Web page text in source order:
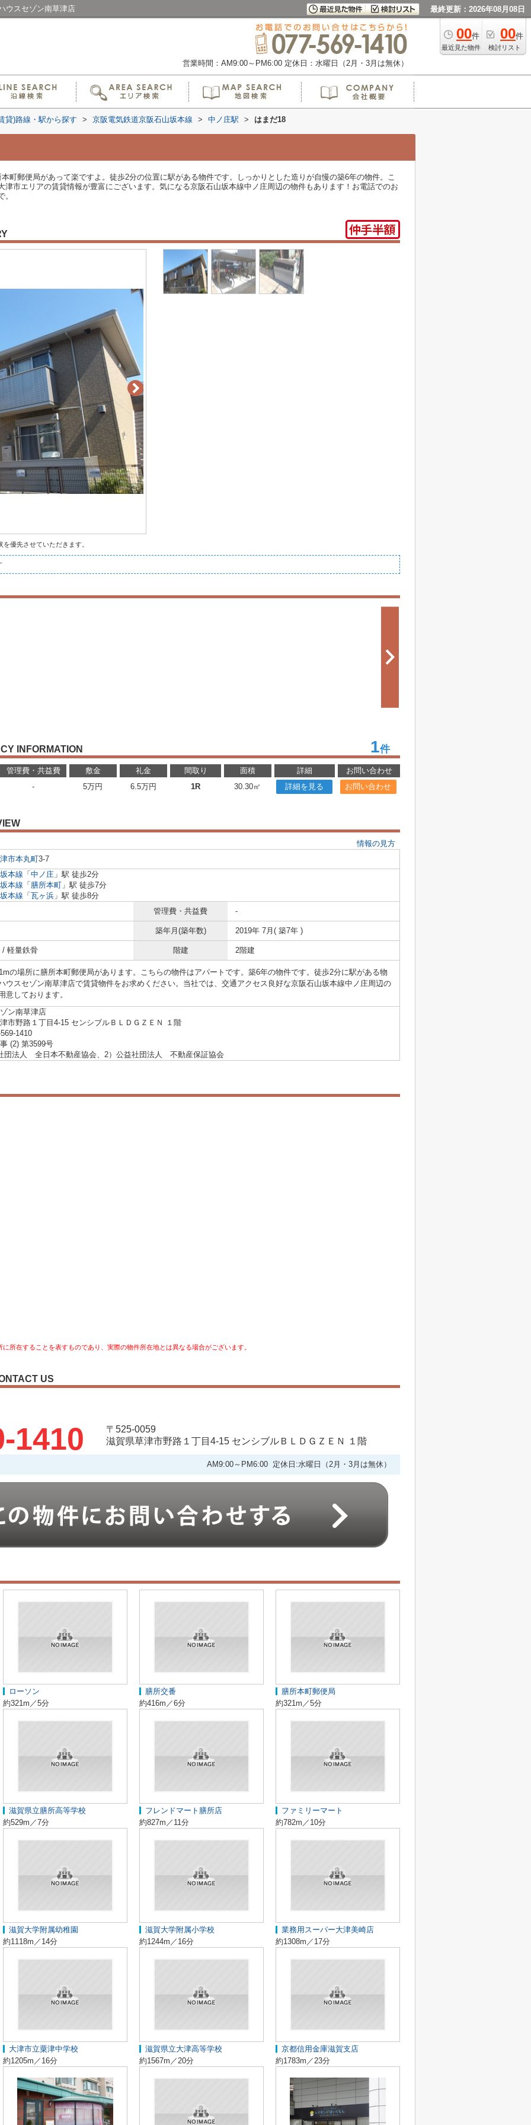
ウスセゾン南草津店 最終更新：2026年08月08日
00件
最近見た物件
00件
検討リスト
営業時間：AM9:00～PM6:00 定休日：水曜日（2月・3月は無休）
貸)路線・駅から探す > 京阪電気鉄道京阪石山坂本線 > 中ノ庄駅 > はまだ18
町郵便局があって楽ですよ。徒歩2分の位置に駅がある物件です。しっかりとした造りが自慢の築6年の物件。こ
津市エリアの賃貸情報が豊富にございます。気になる京阪石山坂本線中ノ庄周辺の物件もあります！お電話でのお
優先させていただきます。
INFORMATION 1件
管理費・共益費 敷金 礼金 間取り 面積 詳細
お問い合わせ
- 5万円 6.5万円 1R 30.30㎡ 詳細を見る お問い合わせ
情報の見方
市本丸町3-7
本線 「 中ノ庄 」駅 徒歩2分
本線 「 膳所本町 」駅 徒歩7分
本線 「 瓦ヶ浜 」駅 徒歩8分
管理費・共益費 -
築年月(築年数) 2019年 7月( 築7年 )
/ 軽量鉄骨 階建 2階建
の場所に膳所本町郵便局があります。こちらの物件はアパートです。築6年の物件です。徒歩2分に駅がある物
ウスセゾン南草津店で賃貸物件をお求めください。当社では、交通アクセス良好な京阪石山坂本線中ノ庄周辺の
意しております。
ン南草津店
市野路１丁目4-15 センシブルＢＬＤＧＺＥＮ １階
1410
(2) 第3599号
団法人 全日本不動産協会、2）公益社団法人 不動産保証協会
所在することを表すものであり、実際の物件所在地とは異なる場合がございます。
US
1410
〒525-0059
滋賀県草津市野路１丁目4-15 センシブルＢＬＤＧＺＥＮ １階
AM9:00～PM6:00 定休日:水曜日（2月・3月は無休）
ローソン
約321m／5分
膳所交番
約416m／6分
膳所本町郵便局
約321m／5分
滋賀県立膳所高等学校
約529m／7分
フレンドマート膳所店
約827m／11分
ファミリーマート
約782m／10分
滋賀大学附属幼稚園
約1118m／14分
滋賀大学附属小学校
約1244m／16分
業務用スーパー大津美崎店
約1308m／17分
大津市立粟津中学校
約1205m／16分
滋賀県立大津高等学校
約1567m／20分
京都信用金庫滋賀支店
約1783m／23分